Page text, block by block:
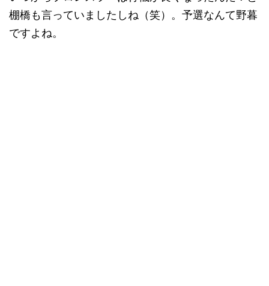
棚橋も言っていましたしね（笑）。予選なんて野暮
ですよね。